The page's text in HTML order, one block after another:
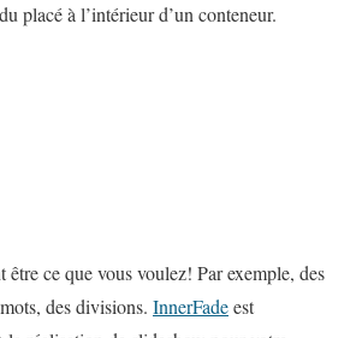
placé à l’intérieur d’un conteneur.
être ce que vous voulez! Par exemple, des
des divisions. InnerFadeest